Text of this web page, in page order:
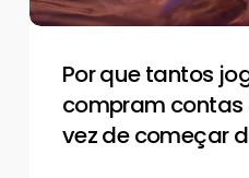
em
começar
Por que tantos
compram contas
vez de começar